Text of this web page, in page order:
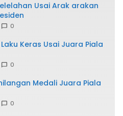
Usai Arak arakan
0
Keras Usai Juara Piala
0
Medali Juara Piala
0